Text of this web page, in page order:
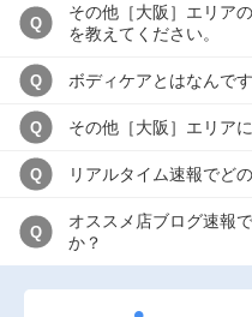
Q
その他［大阪］エリア
を教えてください。
Q ボディケアとはなんで
Q その他［大阪］エリア
Q リアルタイム速報でど
Q
オススメ店ブログ速報
か？